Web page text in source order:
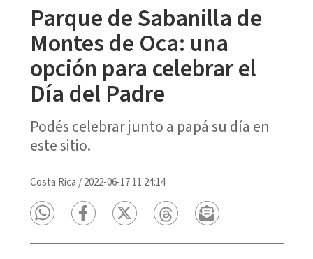
Parque de Sabanilla de
Montes de Oca: una
opción para celebrar el
Día del Padre
Podés celebrar junto a papá su día en
este sitio.
Costa Rica /2022-06-17 11:24:14